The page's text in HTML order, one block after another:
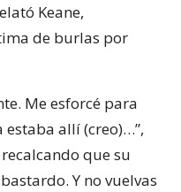
Keane,
de burlas por
Me esforcé para
allí (creo)…”,
que su
Y no vuelvas